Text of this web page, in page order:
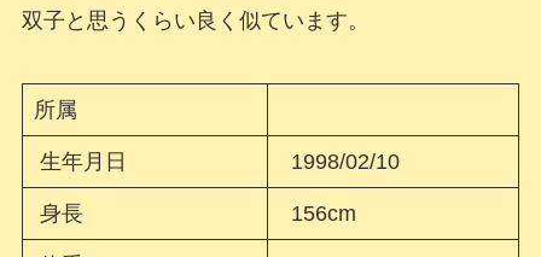
双子と思うくらい良く似ています。
所属
生年月日 1998/02/10
身長 156cm